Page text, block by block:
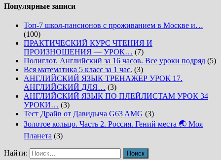
Популярные записи
Топ-7 школ-пансионов с проживанием в Москве и…
(100)
ПРАКТИЧЕСКИЙ КУРС ЧТЕНИЯ И
ПРОИЗНОШЕНИЯ — УРОК… (7)
Полиглот. Английский за 16 часов. Все уроки подряд (5)
Вся математика 5 класс за 1 час. (3)
АНГЛИЙСКИЙ ЯЗЫК ТРЕНАЖЕР УРОК 17.
АНГЛИЙСКИЙ ДЛЯ… (3)
АНГЛИЙСКИЙ ЯЗЫК ПО ПЛЕЙЛИСТАМ УРОК 34
УРОКИ… (3)
Тест Драйв от Давидыча G63 AMG (3)
Золотое кольцо. Часть 2. Россия. Гений места 🌏 Моя
Планета (3)
Найти: